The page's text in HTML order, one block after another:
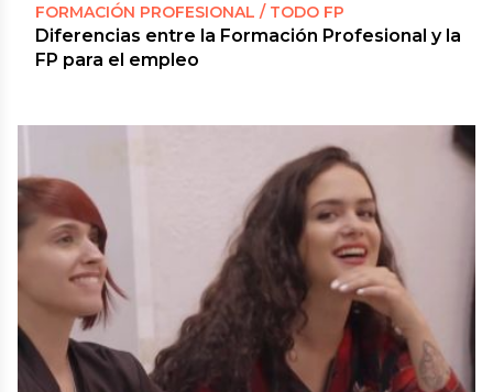
FORMACIÓN PROFESIONAL / TODO FP
Diferencias entre la Formación Profesional y la
FP para el empleo